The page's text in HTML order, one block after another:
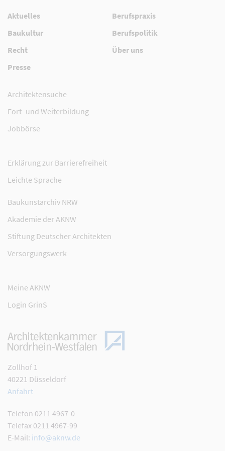
Aktuelles
Berufspraxis
Baukultur
Berufspolitik
Recht
Über uns
Presse
Architektensuche
Fort- und Weiterbildung
Jobbörse
Erklärung zur Barrierefreiheit
Leichte Sprache
Baukunstarchiv NRW
Akademie der AKNW
Stiftung Deutscher Architekten
Versorgungswerk
Meine AKNW
Login GrinS
Zollhof 1
40221 Düsseldorf
Anfahrt
Telefon 0211 4967-0
Telefax 0211 4967-99
E-Mail: info@aknw.de